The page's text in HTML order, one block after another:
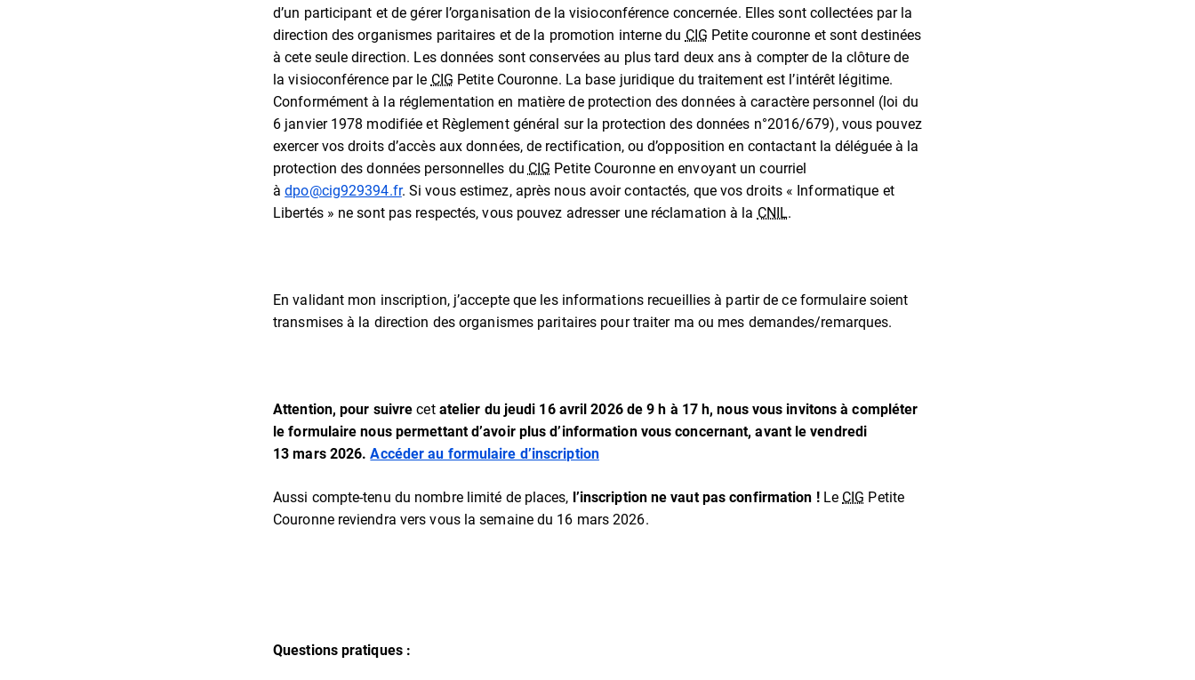
d’un participant et de gérer l’organisation de la visioconférence concernée. Elles sont collectées par la
direction des organismes paritaires et de la promotion interne du CIG Petite couronne et sont destinées
à cete seule direction. Les données sont conservées au plus tard deux ans à compter de la clôture de
la visioconférence par le CIG Petite Couronne. La base juridique du traitement est l’intérêt légitime.
Conformément à la réglementation en matière de protection des données à caractère personnel (loi du
6 janvier 1978 modifiée et Règlement général sur la protection des données n°2016/679), vous pouvez
exercer vos droits d’accès aux données, de rectification, ou d’opposition en contactant la déléguée à la
protection des données personnelles du CIG Petite Couronne en envoyant un courriel
àdpo@cig929394.fr. Si vous estimez, après nous avoir contactés, que vos droits « Informatique et
Libertés » ne sont pas respectés, vous pouvez adresser une réclamation à la CNIL.
En validant mon inscription, j’accepte que les informations recueillies à partir de ce formulaire soient
transmises à la direction des organismes paritaires pour traiter ma ou mes demandes/remarques.
Attention, pour suivre cet atelier du jeudi 16 avril 2026 de 9 h à 17 h, nous vous invitons à compléter
le formulaire nous permettant d’avoir plus d’information vous concernant, avant le vendredi
13 mars 2026.Accéder au formulaire d’inscription
Aussi compte-tenu du nombre limité de places, l’inscription ne vaut pas confirmation ! Le CIG Petite
Couronne reviendra vers vous la semaine du 16 mars 2026.
Questions pratiques :